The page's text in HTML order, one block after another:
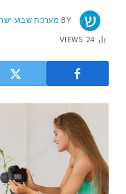
BY מערכת שבוע
24
VIEWS